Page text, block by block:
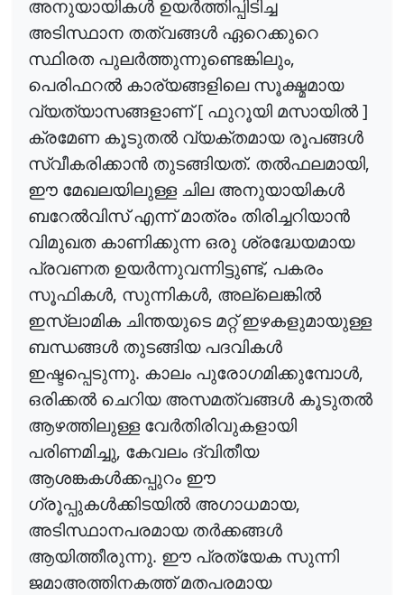
അനുയായികൾ ഉയർത്തിപ്പിടിച്ച
അടിസ്ഥാന തത്വങ്ങൾ ഏറെക്കുറെ
സ്ഥിരത പുലർത്തുന്നുണ്ടെങ്കിലും,
പെരിഫറൽ കാര്യങ്ങളിലെ സൂക്ഷ്മമായ
വ്യത്യാസങ്ങളാണ്[ ഫുറൂയി മസായിൽ]
ക്രമേണ കൂടുതൽ വ്യക്തമായ രൂപങ്ങൾ
സ്വീകരിക്കാൻ തുടങ്ങിയത്. തൽഫലമായി,
ഈ മേഖലയിലുള്ള ചില അനുയായികൾ
ബറേൽവിസ് എന്ന് മാത്രം തിരിച്ചറിയാൻ
വിമുഖത കാണിക്കുന്ന ഒരു ശ്രദ്ധേയമായ
പ്രവണത ഉയർന്നുവന്നിട്ടുണ്ട്, പകരം
സൂഫികൾ, സുന്നികൾ, അല്ലെങ്കിൽ
ഇസ്ലാമിക ചിന്തയുടെ മറ്റ് ഇഴകളുമായുള്ള
ബന്ധങ്ങൾ തുടങ്ങിയ പദവികൾ
ഇഷ്ടപ്പെടുന്നു. കാലം പുരോഗമിക്കുമ്പോൾ,
ഒരിക്കൽ ചെറിയ അസമത്വങ്ങൾ കൂടുതൽ
ആഴത്തിലുള്ള വേർതിരിവുകളായി
പരിണമിച്ചു, കേവലം ദ്വിതീയ
ആശങ്കകൾക്കപ്പുറം ഈ
ഗ്രൂപ്പുകൾക്കിടയിൽ അഗാധമായ,
അടിസ്ഥാനപരമായ തർക്കങ്ങൾ
ആയിത്തീരുന്നു. ഈ പ്രത്യേക സുന്നി
ജമാഅത്തിനകത്ത് മതപരമായ